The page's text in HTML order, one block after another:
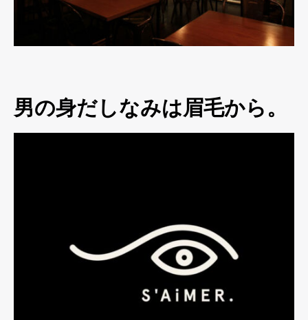
男の身だしなみは眉毛から。